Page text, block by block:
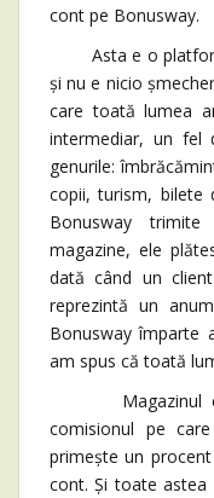
cont pe Bonusway.
Asta e o
și nu e nicio
care toată lumea
intermediar, un fel
genurile:
copii, turism, bilete
Bonusway
magazine, ele
dată când un
reprezintă un
Bonusway împarte
am spus că toată
Magazinul
comisionul pe
primește un
cont. Și toate